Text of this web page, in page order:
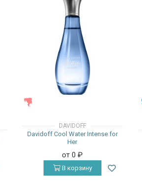
DAVIDOFF
Davidoff Cool Water Intense for
Her
от 0₽
В корзину